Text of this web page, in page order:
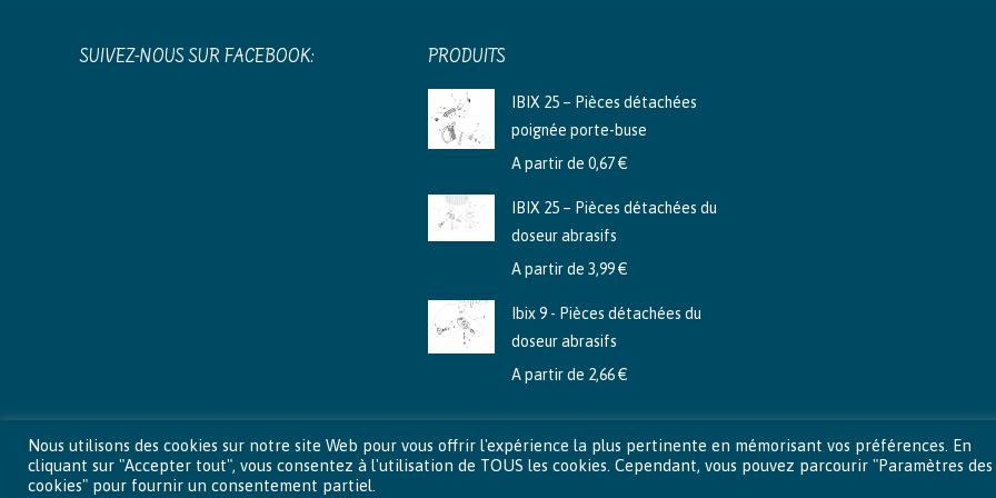
SUIVEZ-NOUS SUR FACEBOOK: PRODUITS
IBIX 25 – Pièces détachées
poignée porte-buse
A partir de 0,67€
IBIX 25 – Pièces détachées du
doseur abrasifs
A partir de 3,99€
Ibix 9 - Pièces détachées du
doseur abrasifs
A partir de 2,66€
© 2015 - 2026 Aéro-Lux . Tous droits réservés |Mentions légales
Nous utilisons des cookies sur notre site Web pour vous offrir l'expérience la plus pertinente en mémorisant vos préférences. En
cliquant sur "Accepter tout", vous consentez à l'utilisation de TOUS les cookies. Cependant, vous pouvez parcourir "Paramètres des
cookies" pour fournir un consentement partiel.